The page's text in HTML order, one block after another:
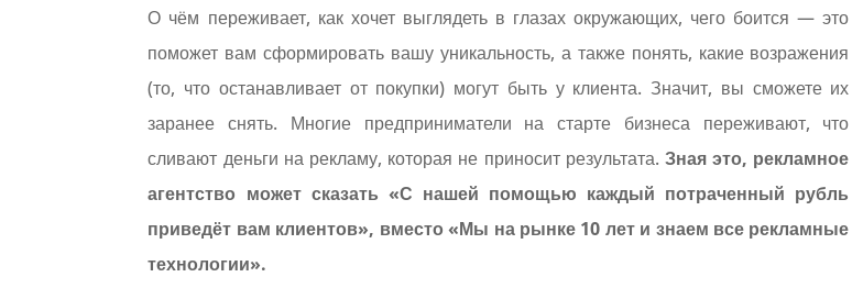
О чём переживает, как хочет выглядеть в глазах окружающих, чего боится — это
поможет вам сформировать вашу уникальность, а также понять, какие возражения
(то, что останавливает от покупки) могут быть у клиента. Значит, вы сможете их
заранее снять. Многие предприниматели на старте бизнеса переживают, что
сливают деньги на рекламу, которая не приносит результата.Зная это, рекламное
агентство может сказать «С нашей помощью каждый потраченный рубль
приведёт вам клиентов», вместо «Мы на рынке 10 лет и знаем все рекламные
технологии».